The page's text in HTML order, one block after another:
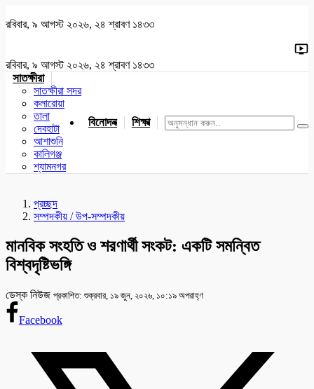
রবিবার, ৯ আগস্ট ২০২৬, ২৪ শ্রাবণ ১৪৩৩
রবিবার, ৯ আগস্ট ২০২৬, ২৪ শ্রাবণ ১৪৩৩
সাতক্ষীরা
সাতক্ষীরা সদর
কলারোয়া
তালা
দেবহাটা
আশাশুনি
কালিগঞ্জ
শ্যামনগর
বিনোদন শিক্ষা খেলাধুলা জাতীয় যশোর
প্রচ্ছদ
সম্পদকীয় / উপ-সম্পদকীয়
মানবিক সংহতি ও শরণার্থী সংকট: একটি সমন্বিত
বিশ্বদৃষ্টিভঙ্গি
ডেস্ক নিউজ প্রকাশিত: শুক্রবার, ১৯ জুন, ২০২৬, ১০:১৯ অপরাহ্ণ
Facebook